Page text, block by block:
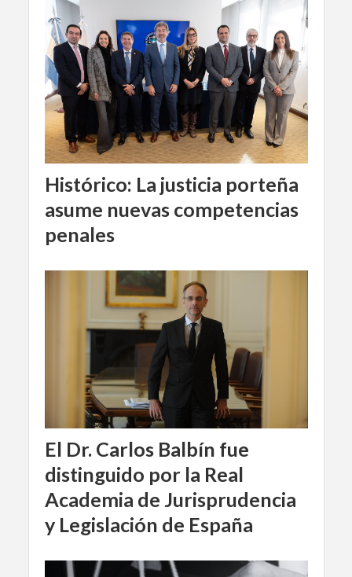
Histórico: La justicia porteña
asume nuevas competencias
penales
El Dr. Carlos Balbín fue
distinguido por la Real
Academia de Jurisprudencia
y Legislación de España